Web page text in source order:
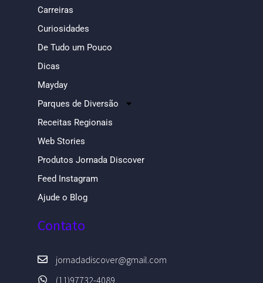
Carreiras
Curiosidades
De Tudo um Pouco
Dicas
Mayday
Parques de Diversão
Receitas Regionais
Web Stories
Produtos Jornada Discover
Feed Instagram
Ajude o Blog
Contato
jornadadiscover@gmail.com
(11)97732-4089